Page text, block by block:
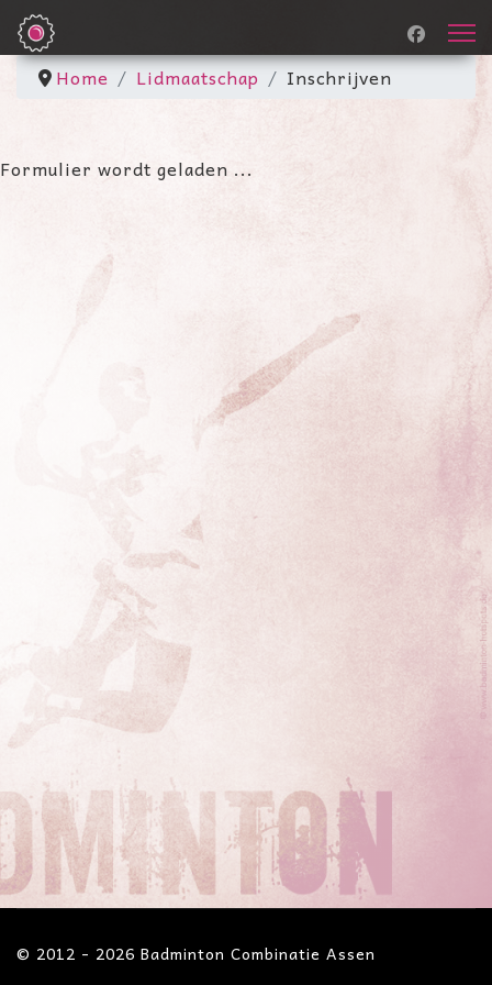
Home Lidmaatschap Inschrijven
Formulier wordt geladen ...
© 2012 - 2026 Badminton Combinatie Assen